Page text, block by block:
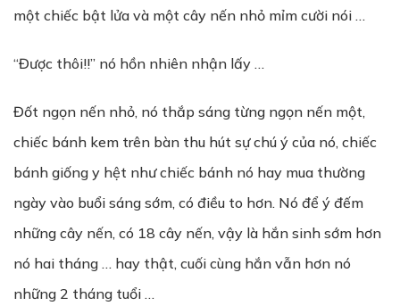
một chiếc bật lửa và một cây nến nhỏ mỉm cười nói …
“Được thôi!!” nó hồn nhiên nhận lấy …
Đốt ngọn nến nhỏ, nó thắp sáng từng ngọn nến một,
chiếc bánh kem trên bàn thu hút sự chú ý của nó, chiếc
bánh giống y hệt như chiếc bánh nó hay mua thường
ngày vào buổi sáng sớm, có điều to hơn. Nó để ý đếm
những cây nến, có 18 cây nến, vậy là hắn sinh sớm hơn
nó hai tháng … hay thật, cuối cùng hắn vẫn hơn nó
những 2 tháng tuổi …